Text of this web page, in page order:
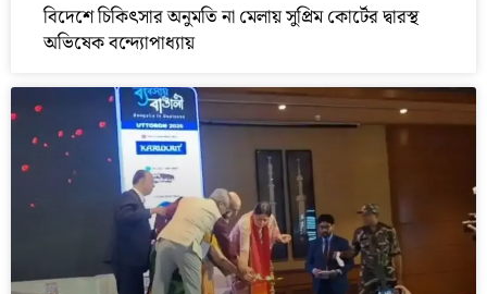
বিদেশে চিকিৎসার অনুমতি না মেলায় সুপ্রিম কোর্টের দ্বারস্থ
অভিষেক বন্দ্যোপাধ্যায়